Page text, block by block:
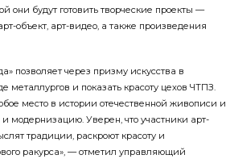
они будут готовить творческие проекты —
объект, арт-видео, а также произведения
позволяет через призму искусства в
металлургов и показать красоту цехов ЧТПЗ.
место в истории отечественной живописи и
Уверен, что участники арт-
традиции, раскроют красоту и
ракурса», — отметил управляющий